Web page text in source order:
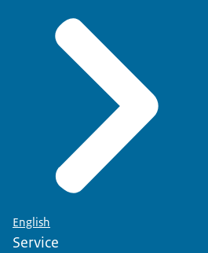
English
Service